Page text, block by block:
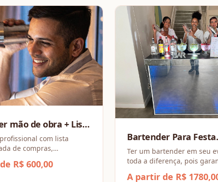
mão de obra + Lista
de comprascom lista
de compras,
para o seu evento.
R$ 600,00
Bartender Para Festa
Premium
Ter um bartender em seu
toda a diferença, pois
A partir de R$